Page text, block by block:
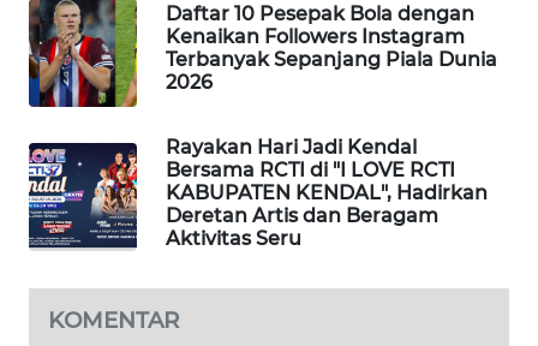
Daftar 10 Pesepak Bola dengan
Kenaikan Followers Instagram
Terbanyak Sepanjang Piala Dunia
2026
Rayakan Hari Jadi Kendal
Bersama RCTI di "I LOVE RCTI
KABUPATEN KENDAL", Hadirkan
Deretan Artis dan Beragam
Aktivitas Seru
KOMENTAR
Wahana
Network
KONSUMEN
MASYARAKAT
KELISTRIKAN